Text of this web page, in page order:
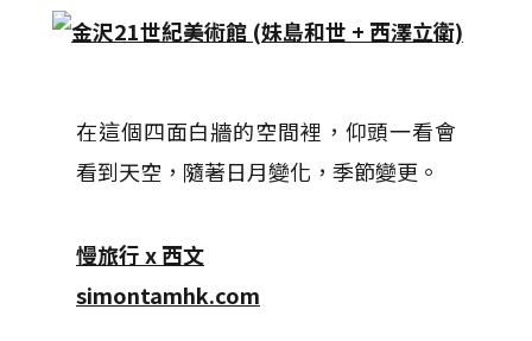
在這個四面白牆的空間裡，仰頭一看會
看到天空，隨著日月變化，季節變更。
慢旅行 x 西文
simontamhk.com